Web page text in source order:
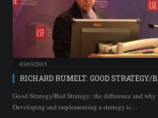
03/03/2015
RICHARD RUMELT: GOOD STRATEGY/
Good Strategy/Bad Strategy: the difference and why
Developing and implementing a strategy is…